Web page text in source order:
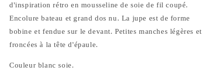
d'inspiration rétro en mousseline de soie de fil coupé.
Encolure bateau et grand dos nu. La jupe est de forme
bobine et fendue sur le devant. Petites manches légères et
froncées à la tête d'épaule.
Couleur blanc soie.